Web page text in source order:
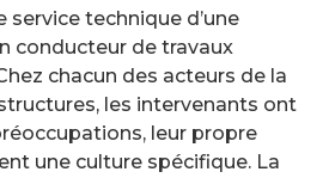
service technique d’une
conducteur de travaux
chacun des acteurs de la
les intervenants ont
leur propre
une culture spécifique. La